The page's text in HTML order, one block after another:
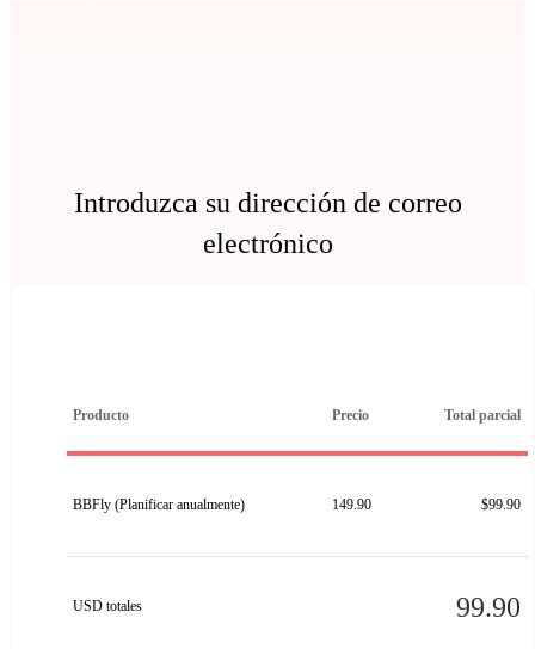
Introduzca su dirección de correo
electrónico
Producto Precio Total parcial
BBFly (Planificar anualmente) 149.90 $99.90
USD totales 99.90